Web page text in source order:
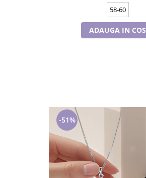
58-60
ADAUGA IN COS
-51%